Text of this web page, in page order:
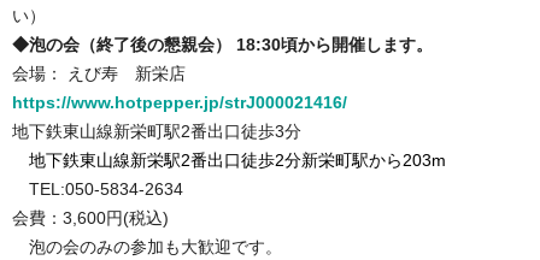
い）
◆泡の会（終了後の懇親会） 18:30頃から開催します。
会場：
えび寿 新栄店
https://www.hotpepper.jp/strJ000021416/
地下鉄東山線新栄町駅2番出口徒歩3分
地下鉄東山線新栄駅2番出口徒歩2分新栄町駅から203m
TEL:050-5834-2634
会費：3,600円(税込)
泡の会のみの参加も大歓迎です。